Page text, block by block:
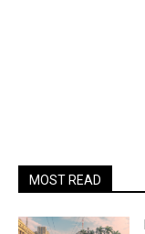
MOST READ